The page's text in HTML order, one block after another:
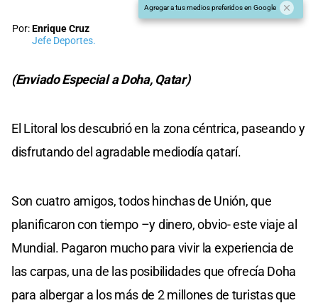
Agregar a tus medios preferidos en Google
Por:Enrique Cruz
Jefe Deportes.
(Enviado Especial a Doha, Qatar)
El Litoral los descubrió en la zona céntrica, paseando y
disfrutando del agradable mediodía qatarí.
Son cuatro amigos, todos hinchas de Unión, que
planificaron con tiempo –y dinero, obvio- este viaje al
Mundial. Pagaron mucho para vivir la experiencia de
las carpas, una de las posibilidades que ofrecía Doha
para albergar a los más de 2 millones de turistas que